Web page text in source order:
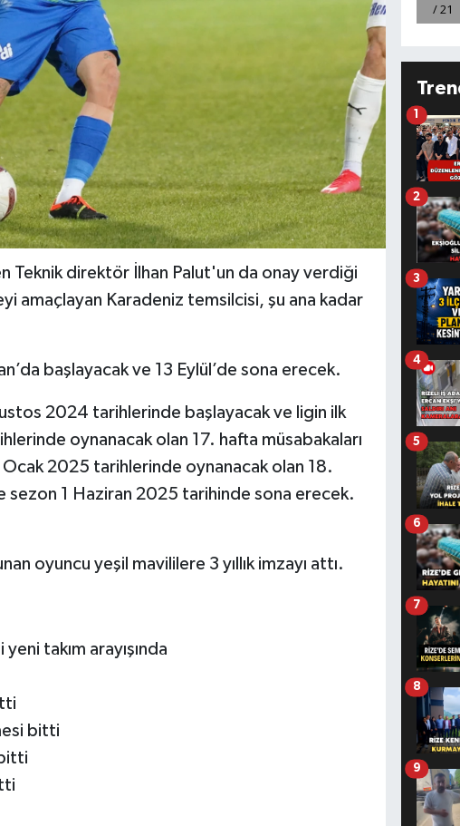
Teknik direktör İlhan Palut'un da onay verdiği
amaçlayan Karadeniz temsilcisi, şu ana kadar
başlayacak ve 13 Eylül’de sona erecek.
2024 tarihlerinde başlayacak ve ligin ilk
oynanacak olan 17. hafta müsabakaları
2025 tarihlerinde oynanacak olan 18.
sezon 1 Haziran 2025 tarihinde sona erecek.
oyuncu yeşil mavililere 3 yıllık imzayı attı.
takım arayışında
bitti
1
2
3
4
5
6
7
8
9